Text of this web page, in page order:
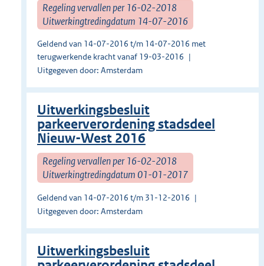
Regeling vervallen per 16-02-2018
Uitwerkingtredingdatum 14-07-2016
Geldend van 14-07-2016 t/m 14-07-2016 met
terugwerkende kracht vanaf 19-03-2016
Uitgegeven door: Amsterdam
Uitwerkingsbesluit
parkeerverordening stadsdeel
Nieuw-West 2016
Regeling vervallen per 16-02-2018
Uitwerkingtredingdatum 01-01-2017
Geldend van 14-07-2016 t/m 31-12-2016
Uitgegeven door: Amsterdam
Uitwerkingsbesluit